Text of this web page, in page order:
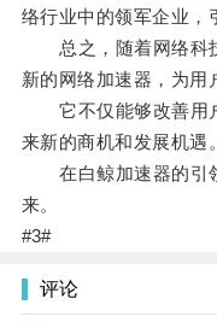
络行业中的领军企业，
总之，随着网络科
新的网络加速器，为用
它不仅能够改善用
来新的商机和发展机遇。
在白鲸加速器的引
来。
#3#
评论